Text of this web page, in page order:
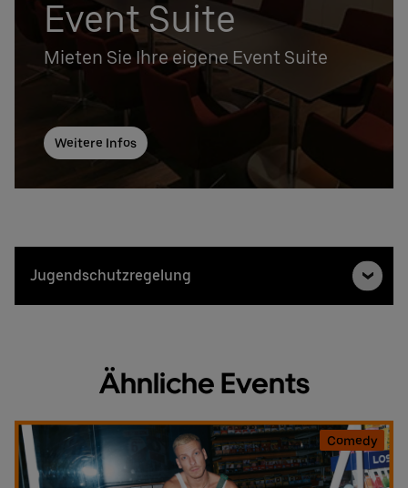
Event Suite
Mieten Sie Ihre eigene Event Suite
Weitere Infos
Jugendschutzregelung
Ähnliche Events
Comedy